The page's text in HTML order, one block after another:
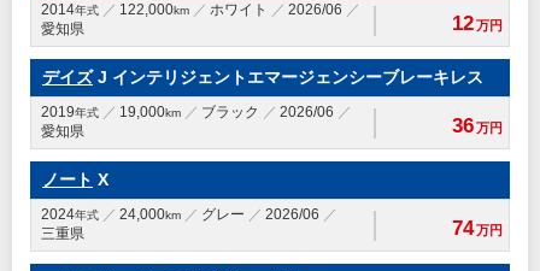
2014年式 122,000km ホワイト
2026/06
愛知県
12万円
デイズJ インテリジェントエマージェンシーブレーキレス
2019年式 19,000km ブラック
2026/06
愛知県
36万円
ノート X
2024年式 24,000km グレー
2026/06
三重県
74万円